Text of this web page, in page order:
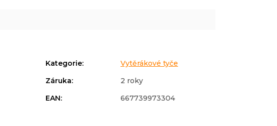
Kategorie:
Vytěrákové tyče
Záruka:
2 roky
EAN: 667739973304